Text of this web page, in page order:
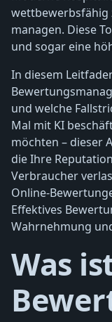
wettbewerbsfähig
managen. Diese
und sogar eine
In diesem
und welche
Mal mit KI
möchten – dieser
die Ihre
Verbraucher
Online-
Effektives
Wahrnehmung
Was